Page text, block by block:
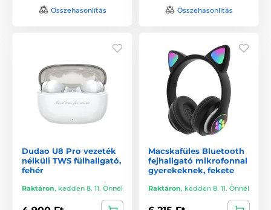
Összehasonlítás Összehasonlítás
Dudao U8 Pro vezeték
nélküli TWS fülhallgató,
fehér
Raktáron, kedden 8. 11. Önnél
Macskafüles Bluetooth
fejhallgató mikrofonnal
gyerekeknek, fekete
Raktáron, kedden 8. 11. Önnél